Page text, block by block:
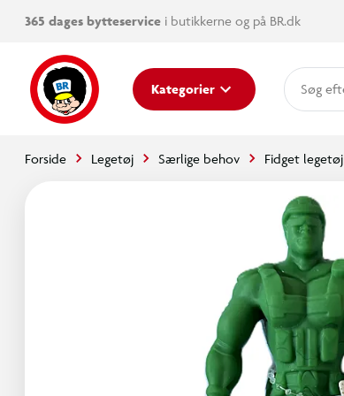
365 dages bytteservice i butikkerne og på BR.dk
Kategorier
Forside Legetøj Særlige behov Fidget legetøj